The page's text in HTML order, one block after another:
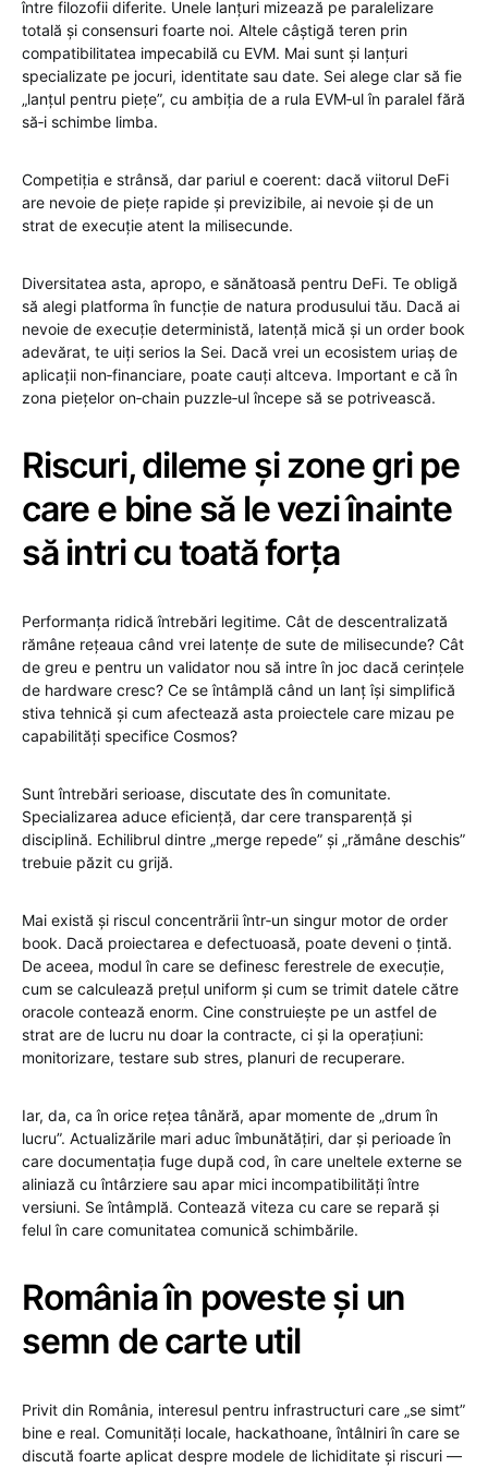
între filozofii diferite. Unele lanțuri mizează pe paralelizare
totală și consensuri foarte noi. Altele câștigă teren prin
compatibilitatea impecabilă cu EVM. Mai sunt și lanțuri
specializate pe jocuri, identitate sau date. Sei alege clar să fie
„lanțul pentru piețe”, cu ambiția de a rula EVM‑ul în paralel fără
să‑i schimbe limba.
Competiția e strânsă, dar pariul e coerent: dacă viitorul DeFi
are nevoie de piețe rapide și previzibile, ai nevoie și de un
strat de execuție atent la milisecunde.
Diversitatea asta, apropo, e sănătoasă pentru DeFi. Te obligă
să alegi platforma în funcție de natura produsului tău. Dacă ai
nevoie de execuție deterministă, latență mică și un order book
adevărat, te uiți serios la Sei. Dacă vrei un ecosistem uriaș de
aplicații non‑financiare, poate cauți altceva. Important e că în
zona piețelor on‑chain puzzle‑ul începe să se potrivească.
Riscuri, dileme și zone gri pe
care e bine să le vezi înainte
să intri cu toată forța
Performanța ridică întrebări legitime. Cât de descentralizată
rămâne rețeaua când vrei latențe de sute de milisecunde? Cât
de greu e pentru un validator nou să intre în joc dacă cerințele
de hardware cresc? Ce se întâmplă când un lanț își simplifică
stiva tehnică și cum afectează asta proiectele care mizau pe
capabilități specifice Cosmos?
Sunt întrebări serioase, discutate des în comunitate.
Specializarea aduce eficiență, dar cere transparență și
disciplină. Echilibrul dintre „merge repede” și „rămâne deschis”
trebuie păzit cu grijă.
Mai există și riscul concentrării într‑un singur motor de order
book. Dacă proiectarea e defectuoasă, poate deveni o țintă.
De aceea, modul în care se definesc ferestrele de execuție,
cum se calculează prețul uniform și cum se trimit datele către
oracole contează enorm. Cine construiește pe un astfel de
strat are de lucru nu doar la contracte, ci și la operațiuni:
monitorizare, testare sub stres, planuri de recuperare.
Iar, da, ca în orice rețea tânără, apar momente de „drum în
lucru”. Actualizările mari aduc îmbunătățiri, dar și perioade în
care documentația fuge după cod, în care uneltele externe se
aliniază cu întârziere sau apar mici incompatibilități între
versiuni. Se întâmplă. Contează viteza cu care se repară și
felul în care comunitatea comunică schimbările.
România în poveste și un
semn de carte util
Privit din România, interesul pentru infrastructuri care „se simt”
bine e real. Comunități locale, hackathoane, întâlniri în care se
discută foarte aplicat despre modele de lichiditate și riscuri —